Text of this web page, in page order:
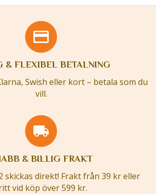
& FLEXIBEL BETALNING
Swish eller kort – betala som du
vill.
& BILLIG FRAKT
skickas direkt! Frakt från 39 kr eller
vid köp över 599 kr.